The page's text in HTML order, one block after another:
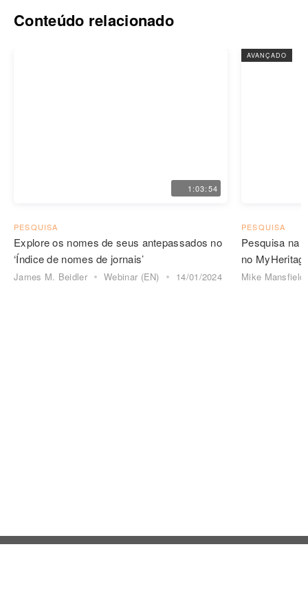
Conteúdo relacionado
1:03:54
PESQUISA
Explore os nomes de seus antepassados no
‘Índice de nomes de jornais’
James M. Beidler Webinar (EN) 14/01/2024
AVANÇADO
PESQUISA
Pesquisa na
no
Mike Mansfield